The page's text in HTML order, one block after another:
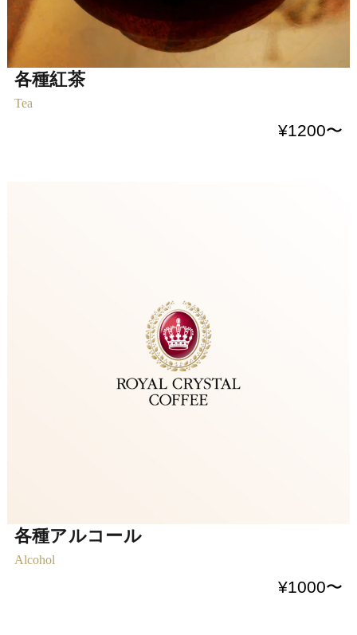
各種紅茶
Tea
¥1200〜
各種アルコール
Alcohol
¥1000〜